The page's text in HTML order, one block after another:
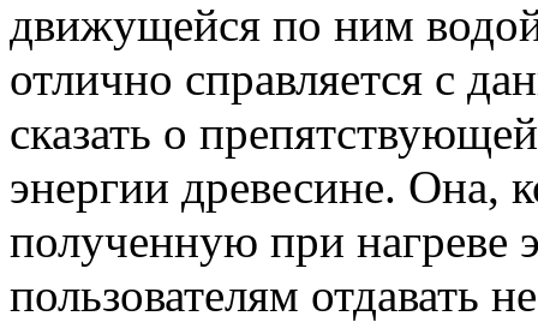
движущейся по ним
отлично справляется с
сказать о
энергии древесине. Она,
полученную при нагреве
пользователям отдавать